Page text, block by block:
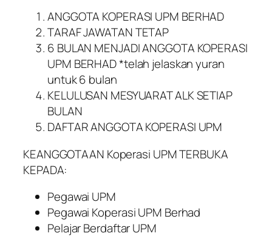
ANGGOTA KOPERASI UPM BERHAD
TARAF JAWATAN TETAP
6 BULAN MENJADI ANGGOTA KOPERASI
UPM BERHAD *telah jelaskan yuran
untuk 6 bulan
KELULUSAN MESYUARAT ALK SETIAP
BULAN
DAFTAR ANGGOTA KOPERASI UPM
KEANGGOTAAN Koperasi UPM TERBUKA
KEPADA:
Pegawai UPM
Pegawai Koperasi UPM Berhad
Pelajar Berdaftar UPM